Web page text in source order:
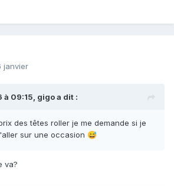
janvier
09:15, gigoa dit :
des têtes roller je me demande si je
sur une occasion 😅
va?